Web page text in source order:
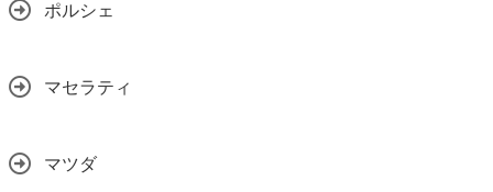
ポルシェ
マセラティ
マツダ